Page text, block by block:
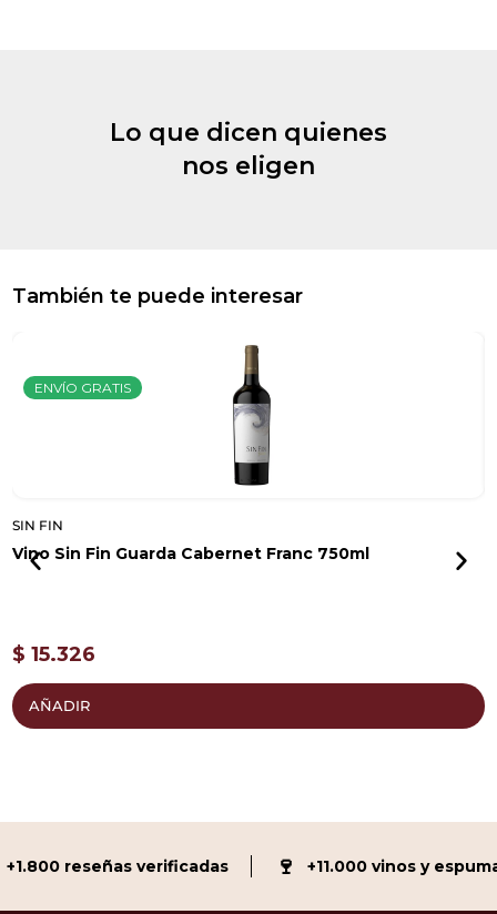
Lo que dicen quienes
nos eligen
También te puede interesar
ENVÍO GRATIS
SIN FIN
Vino Sin Fin Guarda Cabernet Franc 750ml
$ 15.326
AÑADIR
reseñas verificadas +11.000 vinos y